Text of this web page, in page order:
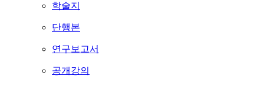
학술지
단행본
연구보고서
공개강의